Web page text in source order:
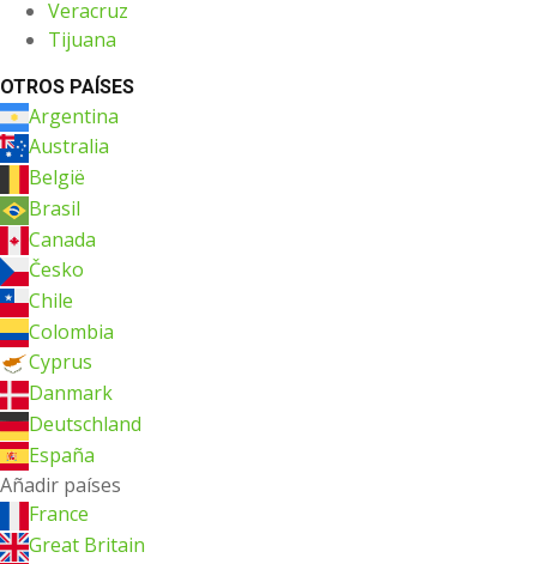
Veracruz
Tijuana
OTROS PAÍSES
Argentina
Australia
België
Brasil
Canada
Česko
Chile
Colombia
Cyprus
Danmark
Deutschland
España
Añadir países
France
Great Britain